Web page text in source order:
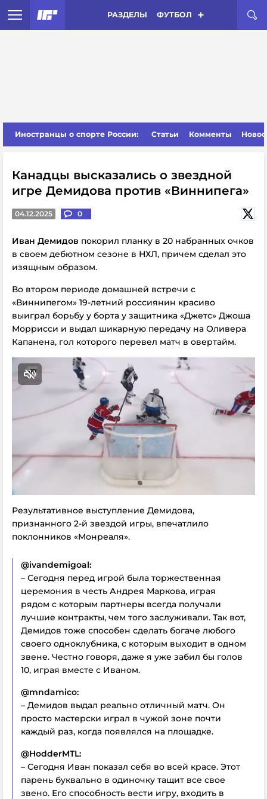
РАЗДЕЛЫ ФУТБОЛ
Иностранцы о спорте России: Статьи Комменты
Канадцы высказались о звездной
игре Демидова против «Виннипега»
04.12.2025 0
Иван Демидов покорил планку в 20 набранных очков
в своем дебютном сезоне в НХЛ, причем сделал это
изящным образом.
Во втором периоде домашней встречи с
«Виннипегом» 19-летний россиянин красиво
выиграл борьбу у борта у защитника «Джетс» Джоша
Моррисси и выдал шикарную передачу на Оливера
Капанена, гол которого перевел матч в овертайм.
Результативное выступление Демидова,
признанного 2-й звездой игры, впечатлило
поклонников «Монреаля».
@ivandemigoal:
– Сегодня перед игрой была торжественная
церемония в честь Андрея Маркова, играя
рядом с которым партнеры всегда получали
лучшие контракты, чем того заслуживали. Так вот,
Демидов тоже способен сделать богаче любого
своего одноклубника, с которым выходит в одном
звене. Честно говоря, даже я уже забил бы голов
10, играя вместе с Иваном.
@mndamico:
– Демидов выдал реально отличный матч. Он
просто мастерски играл в чужой зоне почти
каждый раз, когда появлялся на площадке.
@HodderMTL:
– Сегодня Иван показал себя во всей красе. Этот
парень буквально в одиночку тащит все свое
звено. Его способность вести игру, входить в